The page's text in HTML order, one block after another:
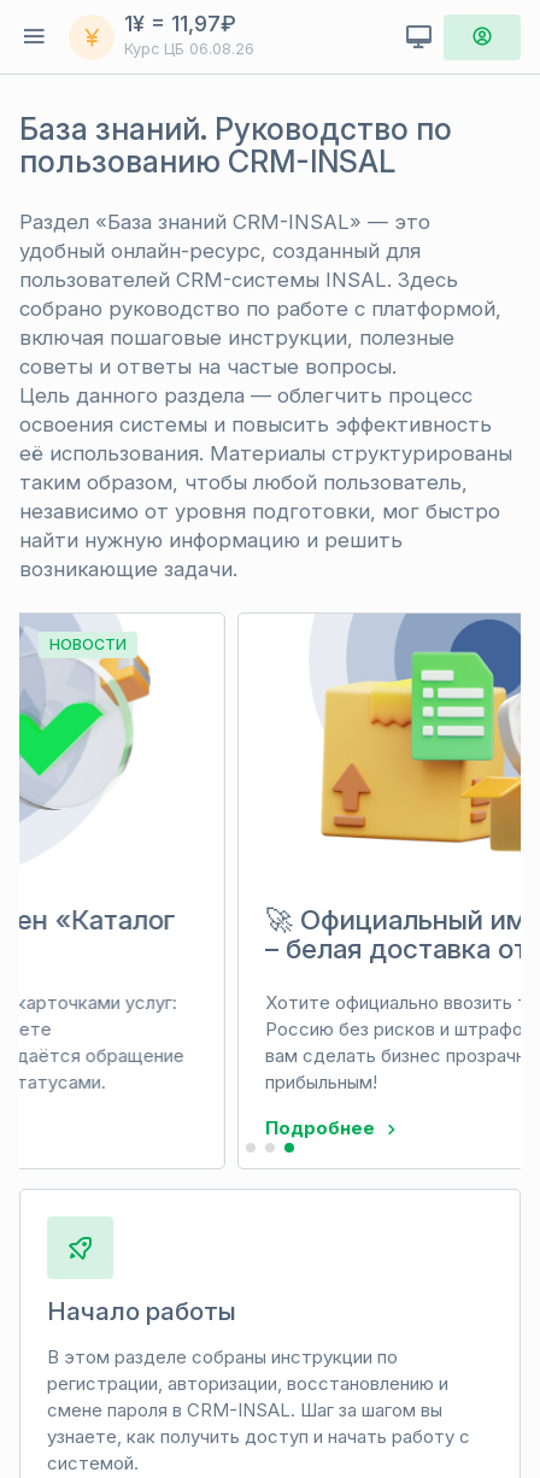
1¥ = 11,97₽
Курс ЦБ 06.08.26
База знаний. Руководство по
пользованию CRM-INSAL
Раздел «База знаний CRM-INSAL» — это
удобный онлайн-ресурс, созданный для
пользователей CRM-системы INSAL. Здесь
собрано руководство по работе с платформой,
включая пошаговые инструкции, полезные
советы и ответы на частые вопросы.
Цель данного раздела — облегчить процесс
освоения системы и повысить эффективность
её использования. Материалы структурированы
таким образом, чтобы любой пользователь,
независимо от уровня подготовки, мог быстро
найти нужную информацию и решить
возникающие задачи.
НОВОСТИ
🚀 Официальный импорт из Китая
– белая доставка от INSAL!
Хотите официально ввозить товары из Китая в
Россию без рисков и штрафов? INSAL поможет
вам сделать бизнес прозрачным, надежным и
прибыльным!
Начало работы
В этом разделе собраны инструкции по
регистрации, авторизации, восстановлению и
смене пароля в CRM-INSAL. Шаг за шагом вы
узнаете, как получить доступ и начать работу с
системой.